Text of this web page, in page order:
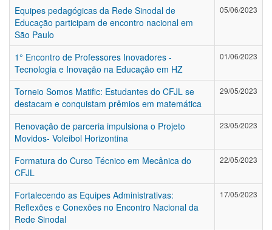
Equipes pedagógicas da Rede Sinodal de
Educação participam de encontro nacional em
São Paulo
05/06/2023
1° Encontro de Professores Inovadores -
Tecnologia e Inovação na Educação em HZ
01/06/2023
Torneio Somos Matific: Estudantes do CFJL se
destacam e conquistam prêmios em matemática
29/05/2023
Renovação de parceria impulsiona o Projeto
Movidos- Voleibol Horizontina
23/05/2023
Formatura do Curso Técnico em Mecânica do
CFJL
22/05/2023
Fortalecendo as Equipes Administrativas:
Reflexões e Conexões no Encontro Nacional da
Rede Sinodal
17/05/2023